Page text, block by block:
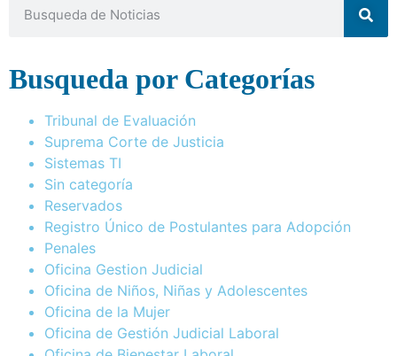
Busqueda por Categorías
Tribunal de Evaluación
Suprema Corte de Justicia
Sistemas TI
Sin categoría
Reservados
Registro Único de Postulantes para Adopción
Penales
Oficina Gestion Judicial
Oficina de Niños, Niñas y Adolescentes
Oficina de la Mujer
Oficina de Gestión Judicial Laboral